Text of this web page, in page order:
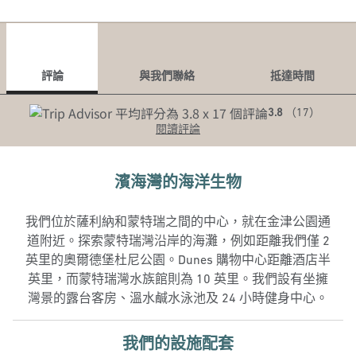
評論 與我們聯絡
抵達時間
3.8 （17）
閱讀評論
濱海灣的海洋生物
我們位於薩利納和蒙特瑞之間的中心，就在金津公園通
道附近。探索蒙特瑞灣沿岸的海灘，例如距離我們僅 2
英里的奧爾德堡杜尼公園。Dunes 購物中心距離酒店半
英里，而蒙特瑞灣水族館則為 10 英里。我們設有坐擁
灣景的露台客房、溫水鹹水泳池及 24 小時健身中心。
我們的設施配套